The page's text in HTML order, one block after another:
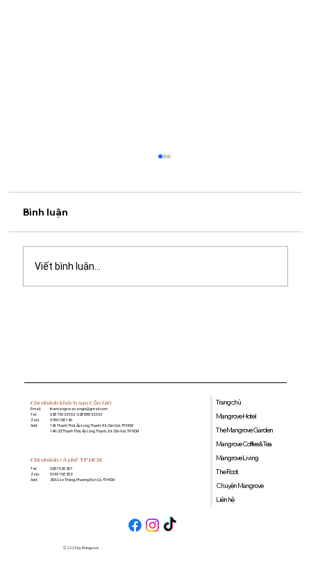
Bình luận
Viết bình luận...
Chi nhánh khách sạn Cần Giờ
Email:
Tel:
Zalo:
Add:
themangrovecangio@gmail.com
028 730 333 63 - 028 888 333 63
0789 198 146
146 Thạnh Thới, Ấp Long Thạnh, Xã Cần Giờ, TP. HCM
146/22 Thạnh Thới, Ấp Long Thạnh, Xã Cần Giờ, TP. HCM
Trang chủ
Mangrove Hotel
The Mangrove Garden
Mangrove Coffee & Tea
Mangrove Living
The Root
Chuyện Mangrove
Liên hệ
Chi nhánh cà phê TP.HCM
Tel:
Zalo:
Add:
0387 629 297
0343 158 252
29A Cao Thắng, Phường Bàn Cờ, TP. HCM
© 2025 by Mangrove